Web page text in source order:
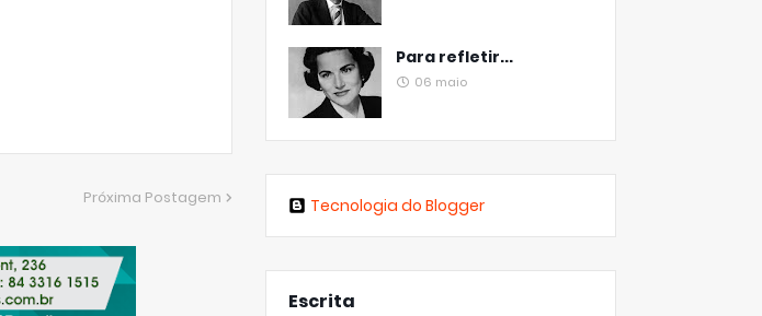
Próxima Postagem
Para refletir...
06 maio
Tecnologia do Blogger
Escrita